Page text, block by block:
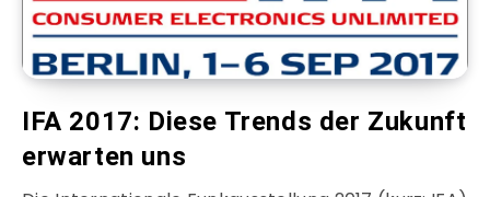
IFA 2017: Diese Trends der Zukunft
erwarten uns